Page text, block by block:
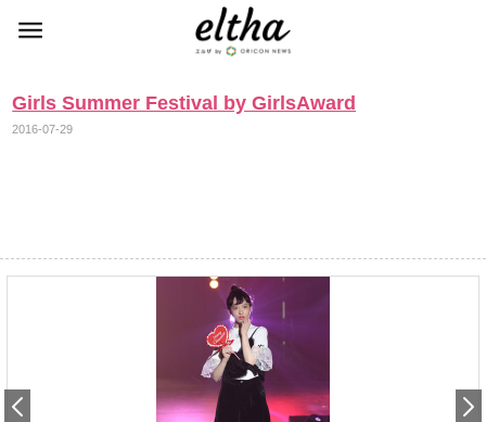
Girls Summer Festival by GirlsAward
2016-07-29